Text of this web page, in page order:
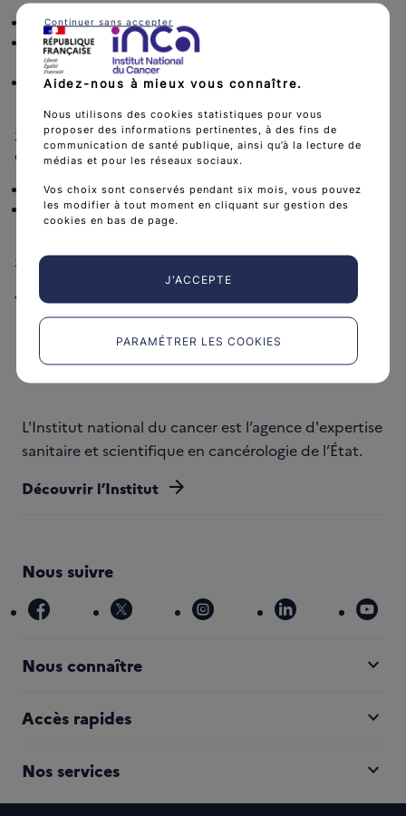
Les financements reçus
Les dérogations apportées à la règlementation des
frais de mission
Information sur la mise en œuvre de l'article D.1415-1-
2. Présentation des rapports annuels 2023 des instances
consultatives :
Comité d'audit
Comité scientifique et éthique de la Plateforme de
données
3. Actualité et l'évolution des CAR-T-Cells
4. Questions diverses
L'Institut national du cancer est l’agence d'expertise
sanitaire et scientifique en cancérologie de l’État.
Découvrir l’Institut arrow_forward
Nous suivre
facebook x instagram linkedin
Nous connaître expand_more
Accès rapides expand_more
Nos services expand_more
Aidez-nous à mieux vous connaître.
Nous utilisons des cookies statistiques pour vous
proposer des informations pertinentes, à des fins de
communication de santé publique, ainsi qu’à la lecture de
médias et pour les réseaux sociaux.
Vos choix sont conservés pendant six mois, vous pouvez
les modifier à tout moment en cliquant sur gestion des
cookies en bas de page.
J'ACCEPTE
PARAMÉTRER LES COOKIES
Continuer sans accepter